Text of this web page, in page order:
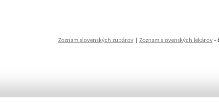
Zoznam slovenských zubárov| Zoznam slovenských lekárov-